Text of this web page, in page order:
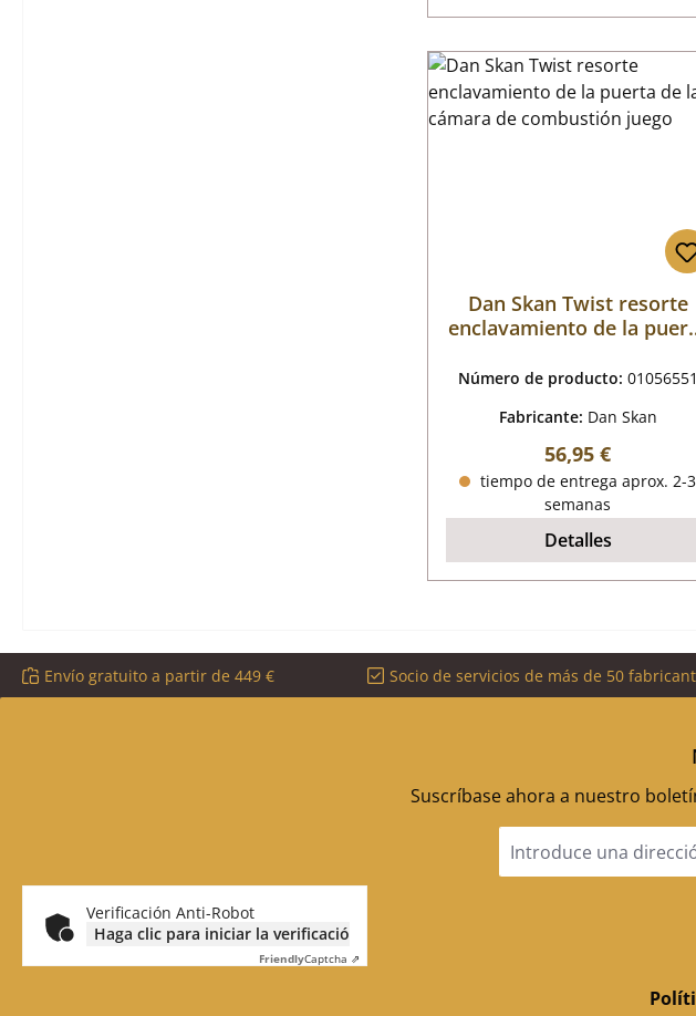
Dan Skan Twist resorte
enclavamiento de la
combustión juego
Número de producto: 01056551
Fabricante: Dan Skan
Precio normal:
56,95 €
tiempo de entrega aprox. 2-3
semanas
Detalles
Envío gratuito a partir de 449 € Socio de servicios de más de 50
Suscríbase ahora a nuestro
de
Verificación Anti-Robot
Haga clic para iniciar la verificación
FriendlyCaptcha ⇗